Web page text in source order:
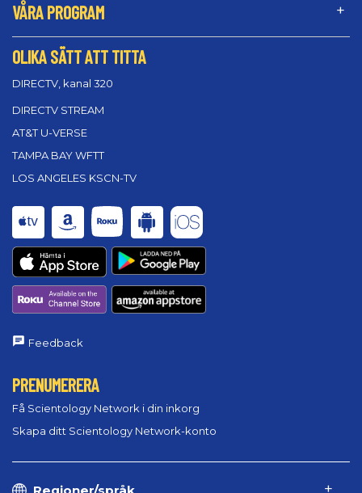
VÅRA PROGRAM
OLIKA SÄTT ATT TITTA
DIRECTV, kanal 320
DIRECTV STREAM
AT&T U-VERSE
TAMPA BAY WFTT
LOS ANGELES KSCN-TV
Feedback
PRENUMERERA
Få Scientology Network i din inkorg
Skapa ditt Scientology Network-konto